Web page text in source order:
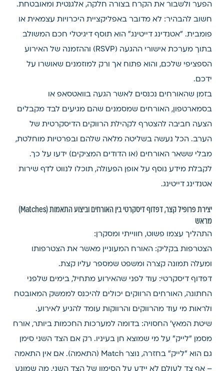
הפער ולשבור את הקרח בצורה חלקה, אלגנטית ומאובטחת.
חשוב להבהיר: לא מדובר באפליקציית היכרויות עצמאית או
פומבית. "אטנדינג דייטינג" הוא תוסף דיגיטלי חכם המשולב
בתוך מערכת אישורי ההגעה (RSVP) וההזמנה של האירוע
הספציפי שלכם, והוא פתוח אך ורק למוזמנים שאושרו על
ידכם.
בזמן שהאורחים נכנסים לאשר הגעה בוואטסאפ או
בסמארטפון, האורחים שמסמנים שהם מגיעים לבד מקבלים
הצעה חביבה להצטרף לקהילת הרווקים הדיסקרטית של
הערב. הכל נעשה בשליטה מלאה שלהם ובפרטיות מוחלטת,
מבלי ששאר האורחים (או הדודים המציקים) ידעו על כך.
לקבלת מידע נוסף על אופן הפעולה, תוכלו לנווט לדף שירות
אטנדינג דייטינג.
יצירת פרופיל קצר, דפדוף דיסקרטי בין האורחים וביצוע התאמות (Matches)
מראש
התהליך עצמו פשוט, חווייתי ומסקרן:
הצטרפות בקליק: האורח המעוניין מאשר את הצטרפותו
ומעלה תמונה קצרה ומשפט שמספר עליו קצת.
דפדוף דיסקרטי: עוד לפני שהאירוע מתחיל, בימים שלפני
החתונה, האורחים הרווקים יכולים להיכנס לממשק המאובטח
ולראות מי עוד מהרווקים והרווקות עומד להגיע לאירוע.
שיטת המאץ' החסויה: בדומה למערכות החכמות ביותר, אורח
מסמן "לייק" על מי שמוצא חן בעיניו. רק אם הצד השני סימן
גם הוא "לייק" בחזרה, נוצר Match (התאמה). אם אין התאמה
– אף צד לעולם לא יידע על הסימון של הצד השני, מה שמונע